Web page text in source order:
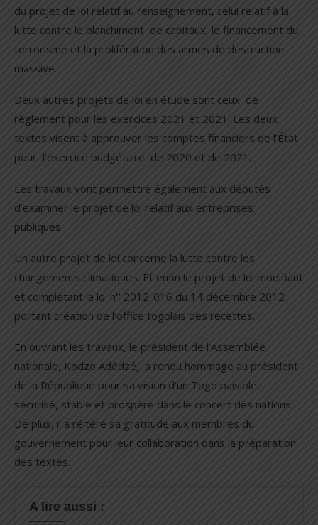
du projet de loi relatif au renseignement, celui relatif à la
lutte contre le blanchiment de capitaux, le financement du
terrorisme et la prolifération des armes de destruction
massive.
Deux autres projets de loi en étude sont ceux de
règlement pour les exercices 2021 et 2021. Les deux
textes visent à approuver les comptes financiers de l’État
pour l’exercice budgétaire de 2020 et de 2021.
Les travaux vont permettre également aux députés
d’examiner le projet de loi relatif aux entreprises
publiques.
Un autre projet de loi concerne la lutte contre les
changements climatiques. Et enfin le projet de loi modifiant
et complétant la loi n° 2012-016 du 14 décembre 2012
portant création de l’office togolais des recettes.
En ouvrant les travaux, le président de l’Assemblée
nationale, Kodzo Adédzé, a rendu hommage au président
de la République pour sa vision d’un Togo paisible,
sécurisé, stable et prospère dans le concert des nations.
De plus, il a réitéré sa gratitude aux membres du
gouvernement pour leur collaboration dans la préparation
des textes.
A lire aussi :